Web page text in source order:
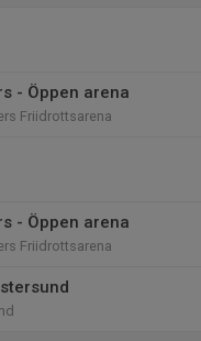
- Öppen arena
Friidrottsarena
- Öppen arena
Friidrottsarena